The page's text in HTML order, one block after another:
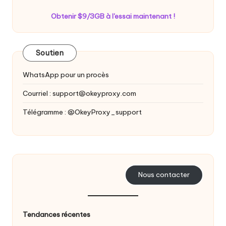
Obtenir $9/3GB à l'essai maintenant !
Soutien
WhatsApp pour un procès
Courriel : support@okeyproxy.com
Télégramme : @OkeyProxy_support
Nous contacter
Tendances récentes